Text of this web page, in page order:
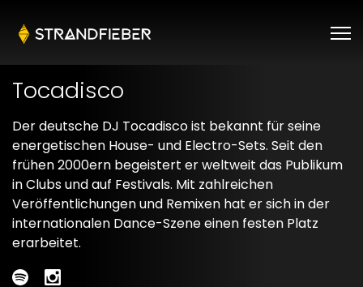
Tocadisco
Der deutsche DJ Tocadisco ist bekannt für seine
energetischen House- und Electro-Sets. Seit den
frühen 2000ern begeistert er weltweit das Publikum
in Clubs und auf Festivals. Mit zahlreichen
Veröffentlichungen und Remixen hat er sich in der
internationalen Dance-Szene einen festen Platz
erarbeitet.